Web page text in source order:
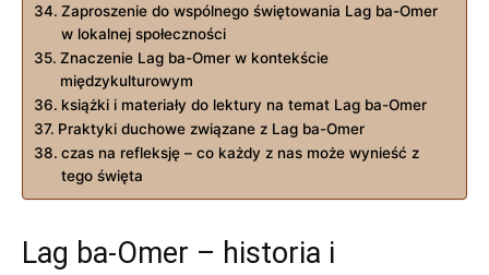
Zaproszenie do wspólnego świętowania‍ Lag ba-Omer
w ‍lokalnej społeczności
Znaczenie Lag ba-Omer w kontekście
międzykulturowym
książki i materiały do ⁢lektury na temat Lag ‍ba-Omer
Praktyki duchowe związane z Lag ⁢ba-Omer
czas na refleksję – co każdy​ z nas może wynieść⁤ z
tego święta
Lag ba-Omer – historia i